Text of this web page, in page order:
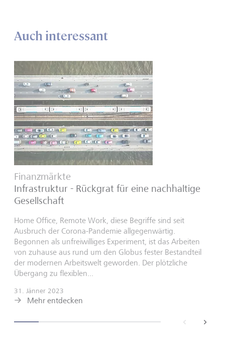
Auch interessant
Finanzmärkte
Infrastruktur - Rückgrat für eine nachhaltige
Gesellschaft
Home Office, Remote Work, diese Begriffe sind seit
Ausbruch der Corona-Pandemie allgegenwärtig.
Begonnen als unfreiwilliges Experiment, ist das Arbeiten
von zuhause aus rund um den Globus fester Bestandteil
der modernen Arbeitswelt geworden. Der plötzliche
Übergang zu flexiblen...
31. Jänner 2023
Mehr entdecken
next